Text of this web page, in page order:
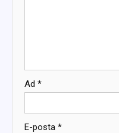
Ad *
E-posta *